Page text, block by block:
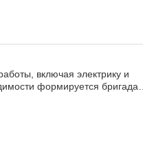
включая электрику и
формируется бригада…